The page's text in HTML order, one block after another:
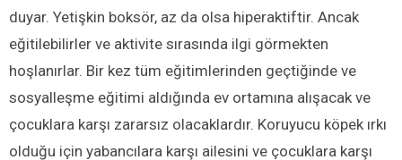
duyar. Yetişkin boksör, az da olsa hiperaktiftir. Ancak
eğitilebilirler ve aktivite sırasında ilgi görmekten
hoşlanırlar. Bir kez tüm eğitimlerinden geçtiğinde ve
sosyalleşme eğitimi aldığında ev ortamına alışacak ve
çocuklara karşı zararsız olacaklardır. Koruyucu köpek ırkı
olduğu için yabancılara karşı ailesini ve çocuklara karşı